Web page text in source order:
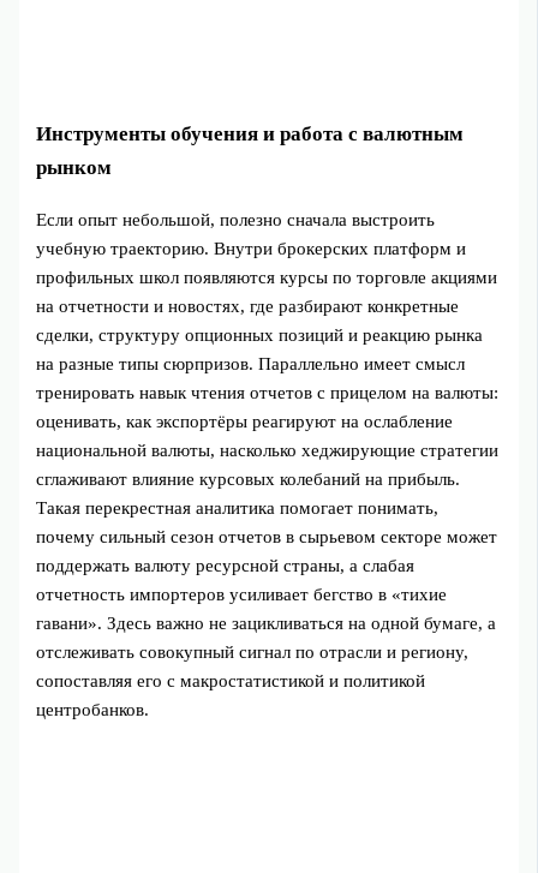
Инструменты обучения и работа с валютным
рынком
Если опыт небольшой, полезно сначала выстроить
учебную траекторию. Внутри брокерских платформ и
профильных школ появляются курсы по торговле акциями
на отчетности и новостях, где разбирают конкретные
сделки, структуру опционных позиций и реакцию рынка
на разные типы сюрпризов. Параллельно имеет смысл
тренировать навык чтения отчетов с прицелом на валюты:
оценивать, как экспортёры реагируют на ослабление
национальной валюты, насколько хеджирующие стратегии
сглаживают влияние курсовых колебаний на прибыль.
Такая перекрестная аналитика помогает понимать,
почему сильный сезон отчетов в сырьевом секторе может
поддержать валюту ресурсной страны, а слабая
отчетность импортеров усиливает бегство в «тихие
гавани». Здесь важно не зацикливаться на одной бумаге, а
отслеживать совокупный сигнал по отрасли и региону,
сопоставляя его с макростатистикой и политикой
центробанков.